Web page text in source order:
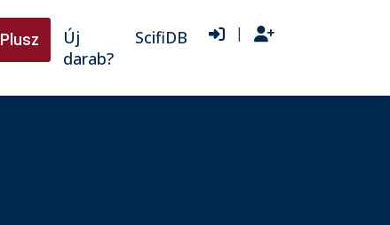
Plusz
Új
darab?
ScifiDB |